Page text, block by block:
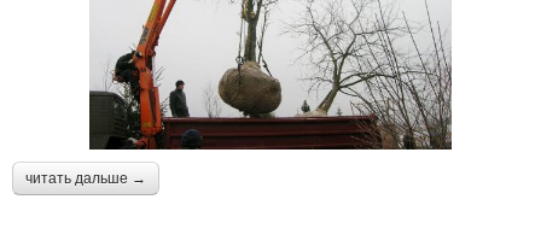
читать дальше →